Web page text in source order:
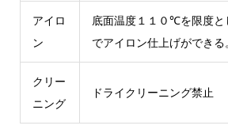
アイロ
ン
底面温度１１０℃を限度と
でアイロン仕上げができる。
クリー
ニング
ドライクリーニング禁止